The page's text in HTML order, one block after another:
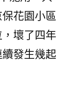
花園小區
壞了四年
發生幾起